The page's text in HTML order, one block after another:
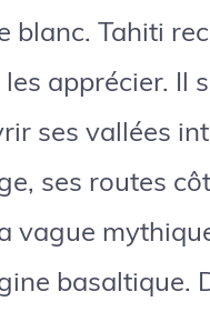
Tahiti
apprécier. Il
ses vallées
ses routes
vague
basaltique.